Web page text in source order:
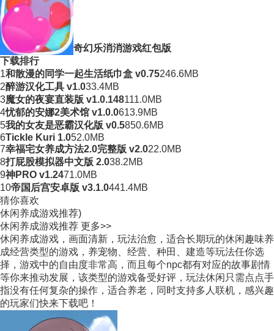
奇幻乐消消游戏红包版
下载排行
1和散漫的同学一起生活纸巾盒 v0.75246.6MB
2醉游汉化工具 v1.033.4MB
3魔女的夜宴直装版 v1.0.148111.0MB
4忧郁的安娜2美术馆 v1.0.0613.9MB
5我的女友是恶霸汉化版 v0.5850.6MB
6Tickle Kuri 1.052.0MB
7幸福宅女养成方法2.0完整版 v2.022.0MB
8打屁股模拟器中文版 2.038.2MB
9神PRO v1.2471.0MB
10帝国后宫安卓版 v3.1.0441.4MB
猜你喜欢
休闲养成游戏推荐)
休闲养成游戏推荐 更多>>
休闲养成游戏，画面清新，玩法治愈，适合长期玩的休闲趣味养
成经营类型的游戏，养宠物、经营、种田、建造等玩法任你选
择，游戏中的自由度非常高，而且每个npc都有对应的故事剧情
等你来推动发展，该类型的游戏备受好评，玩法休闲只需点点手
指没有任何复杂的操作，适合养老，同时支持多人联机，感兴趣
的玩家们快来下载吧！